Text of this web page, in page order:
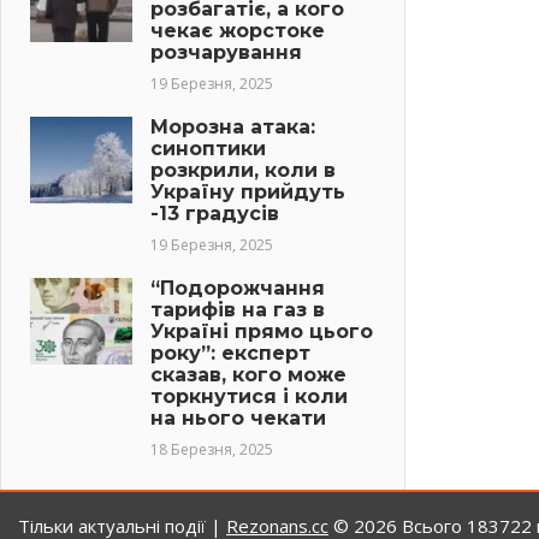
розбагатіє, а кого
чекає жорстоке
розчарування
19 Березня, 2025
Морозна атака:
синоптики
розкрили, коли в
Україну прийдуть
-13 градусів
19 Березня, 2025
“Подорожчання
тарифів на газ в
Україні прямо цього
року”: експерт
сказав, кого може
торкнутися і коли
на нього чекати
18 Березня, 2025
Тільки актуальні події | Rezonans.сс © 2026 Всього 183722